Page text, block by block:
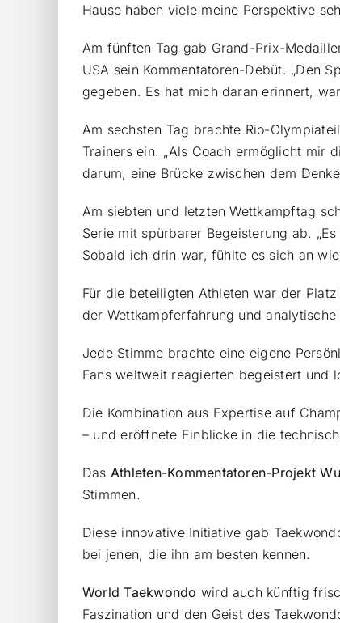
Hause haben viele meine Perspektive
Am fünften Tag gab Grand-Prix-
USA sein Kommentatoren-Debüt. „Den
gegeben. Es hat mich daran erinnert,
Am sechsten Tag brachte Rio-
Trainers ein. „Als Coach ermöglicht mir
darum, eine Brücke zwischen dem
Am siebten und letzten Wettkampftag
Serie mit spürbarer Begeisterung ab.
Sobald ich drin war, fühlte es sich an
Für die beteiligten Athleten war der
der Wettkampferfahrung und analytische
Jede Stimme brachte eine eigene
Fans weltweit reagierten begeistert und
Die Kombination aus Expertise auf
– und eröffnete Einblicke in die
Das Athleten-Kommentatoren-Projekt
Stimmen.
Diese innovative Initiative gab
bei jenen, die ihn am besten kennen.
World Taekwondo wird auch künftig
Faszination und den Geist des